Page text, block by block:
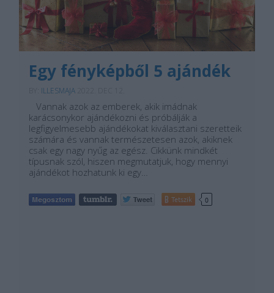
Egy fényképből 5 ajándék
ILLESMAJA
Vannak azok az emberek, akik imádnak
karácsonykor ajándékozni és próbálják a
legfigyelmesebb ajándékokat kiválasztani szeretteik
számára és vannak természetesen azok, akiknek
csak egy nagy nyűg az egész. Cikkünk mindkét
típusnak szól, hiszen megmutatjuk, hogy mennyi
ajándékot hozhatunk ki egy…
Tetszik 0